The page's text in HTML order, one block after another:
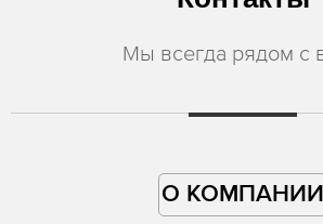
Мы всегда рядом с
О КОМПАНИИ